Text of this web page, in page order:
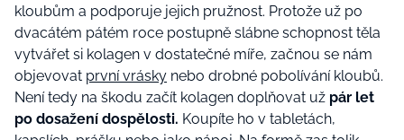
kloubům a podporuje jejich pružnost. Protože už po
dvacátém pátém roce postupně slábne schopnost těla
vytvářet si kolagen v dostatečné míře, začnou se nám
objevovat první vrásky nebo drobné pobolívání kloubů.
Není tedy na škodu začít kolagen doplňovat už pár let
po dosažení dospělosti. Koupíte ho v tabletách,